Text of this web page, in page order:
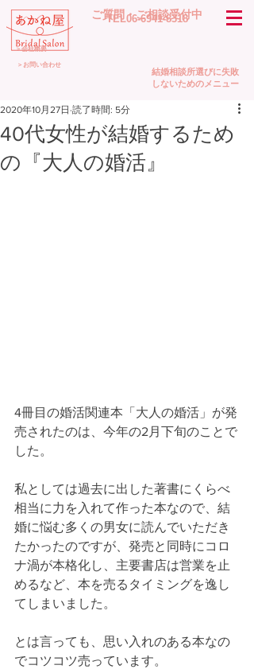
TEL06-6941-8318
​ご質問・ご相談受付中
結婚相談所選びに失敗
しないためのメニュー
＞会社概要
＞お問い合わせ
40代女性が結婚するため
の『大人の婚活』
2020年10月27日 読了時間: 5分
4冊目の婚活関連本「大人の婚活」が発
売されたのは、今年の2月下旬のことで
した。
私としては過去に出した著書にくらべ
相当に力を入れて作った本なので、結
婚に悩む多くの男女に読んでいただき
たかったのですが、発売と同時にコロ
ナ渦が本格化し、主要書店は営業を止
めるなど、本を売るタイミングを逸し
てしまいました。
とは言っても、思い入れのある本なの
でコツコツ売っています。